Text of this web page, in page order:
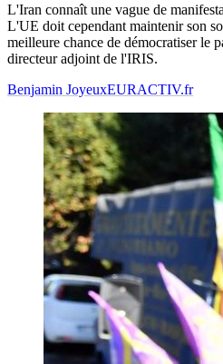
L'Iran connaît une vague de
L'UE doit cependant maintenir son
meilleure chance de démocratiser le
directeur adjoint de l'IRIS.
Benjamin JoyeuxEURACTIV.fr